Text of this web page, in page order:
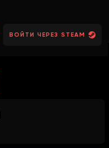
ВОЙТИ ЧЕРЕЗ STEAM